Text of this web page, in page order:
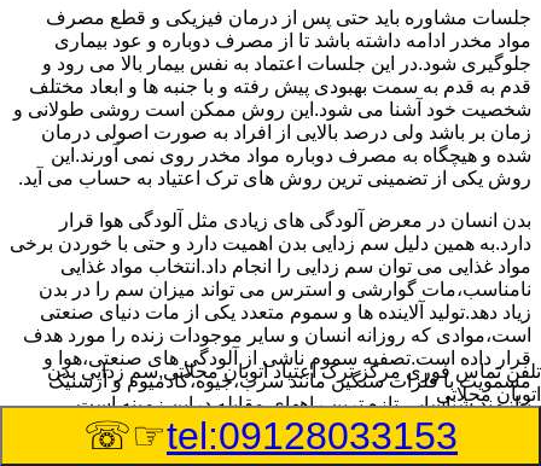
جلسات مشاوره باید حتی پس از درمان فیزیکی و قطع مصرف
مواد مخدر ادامه داشته باشد تا از مصرف دوباره و عود بیماری
جلوگیری شود.در این جلسات اعتماد به نفس بیمار بالا می رود و
قدم به قدم به سمت بهبودی پیش رفته و با جنبه ها و ابعاد مختلف
شخصیت خود آشنا می شود.این روش ممکن است روشی طولانی و
زمان بر باشد ولی درصد بالایی از افراد به صورت اصولی درمان
شده و هیچگاه به مصرف دوباره مواد مخدر روی نمی آورند.این
روش یکی از تضمینی ترین روش های ترک اعتیاد به حساب می آید.
بدن انسان در معرض آلودگی های زیادی مثل آلودگی هوا قرار
دارد.به همین دلیل سم زدایی بدن اهمیت دارد و حتی با خوردن برخی
مواد غذایی می توان سم زدایی را انجام داد.انتخاب مواد غذایی
نامناسب،مات گوارشی و استرس می تواند میزان سم را در بدن
زیاد دهد.تولید آلاینده ها و سموم متعدد یکی از مات دنیای صنعتی
است،موادی که روزانه انسان و سایر موجودات زنده را مورد هدف
قرار داده است.تصفیه سموم ناشی از آلودگی های صنعتی،هوا و
مسمویت با فلزات سنگین مانند سرب،جیوه،کادمیوم و آرسنیک
نیازمند شناسایی تازه ترین راههای مقابله دراین زمینه است.
سم زدایی بدن در اتوبان محلاتی
تلفن تماس فوریمرکز ترک اعتیاد اتوبان محلاتی,سم زدایی بدن
اتوبان محلاتی
tel:09128033153
☞☏